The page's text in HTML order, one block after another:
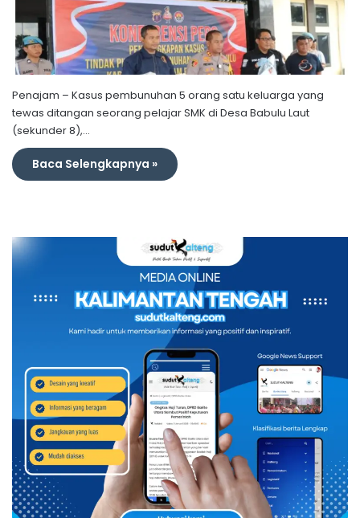
Penajam – Kasus pembunuhan 5 orang satu keluarga yang
tewas ditangan seorang pelajar SMK di Desa Babulu Laut
(sekunder 8),…
Baca Selengkapnya »